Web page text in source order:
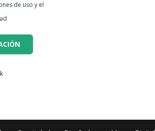
de uso y el